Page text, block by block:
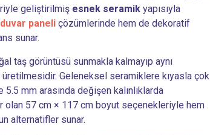
geliştirilmiş esnek seramik yapısıyla
duvar paneli çözümlerinde hem de dekoratif
sunar.
taş görüntüsü sunmakla kalmayıp aynı
Geleneksel seramiklere kıyasla çok
mm arasında değişen kalınlıklarda
olan 57 cm × 117 cm boyut seçenekleriyle hem
alternatifler sunar.